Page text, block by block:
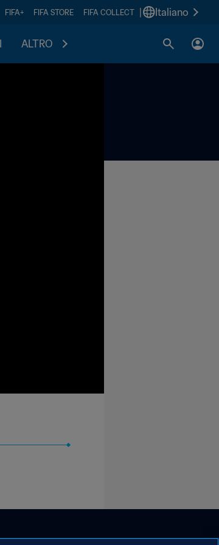
FIFA+ FIFA STORE FIFA COLLECT Italiano
ALTRO